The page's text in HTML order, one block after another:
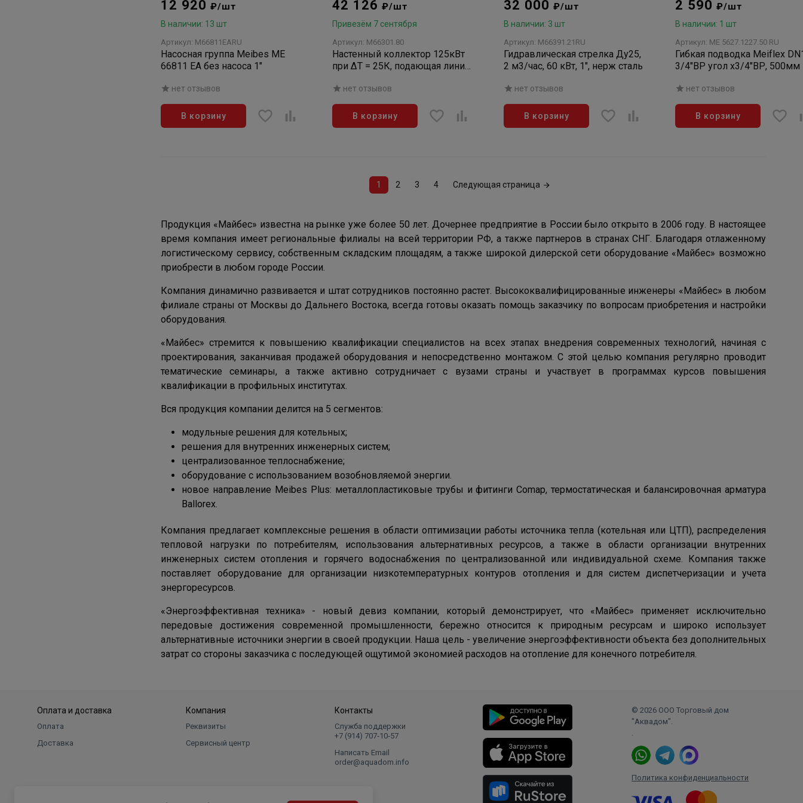
12 920₽/шт
В наличии: 13 шт
Артикул: M66811EARU
Насосная группа Meibes ME
66811 EA без насоса 1"
нет отзывов
В корзину
42 126₽/шт
Привезём 7 сентября
Артикул: M66301.80
Настенный коллектор 125кВт
при ΔТ = 25К, подающая линия
нет отзывов
В корзину
32 000₽/шт
В наличии: 3 шт
Артикул: M66391.21RU
Гидравлическая стрелка Ду25,
2 м3/час, 60 кВт, 1", нерж сталь
нет отзывов
В корзину
2 590 ₽/шт
В наличии: 1 шт
Артикул: ME 5627.1227.50 RU
Гибкая подводка Meiflex
3/4"ВР угол х3/4"ВР, 500мм
нет отзывов
В корзину
1 2 3 4 Следующая страница
Продукция «Майбес» известна на рынке уже более 50 лет. Дочернее предприятие в России было открыто в 2006 году. В настоящее
время компания имеет региональные филиалы на всей территории РФ, а также партнеров в странах СНГ. Благодаря отлаженному
логистическому сервису, собственным складским площадям, а также широкой дилерской сети оборудование «Майбес» возможно
приобрести в любом городе России.
Компания динамично развивается и штат сотрудников постоянно растет. Высококвалифицированные инженеры «Майбес» в любом
филиале страны от Москвы до Дальнего Востока, всегда готовы оказать помощь заказчику по вопросам приобретения и настройки
оборудования.
«Майбес» стремится к повышению квалификации специалистов на всех этапах внедрения современных технологий, начиная с
проектирования, заканчивая продажей оборудования и непосредственно монтажом. С этой целью компания регулярно проводит
тематические семинары, а также активно сотрудничает с вузами страны и участвует в программах курсов повышения
квалификации в профильных институтах.
Вся продукция компании делится на 5 сегментов:
модульные решения для котельных;
решения для внутренних инженерных систем;
централизованное теплоснабжение;
оборудование с использованием возобновляемой энергии.
новое направление Meibes Plus: металлопластиковые трубы и фитинги Comap, термостатическая и балансировочная арматура
Ballorex.
Компания предлагает комплексные решения в области оптимизации работы источника тепла (котельная или ЦТП), распределения
тепловой нагрузки по потребителям, использования альтернативных ресурсов, а также в области организации внутренних
инженерных систем отопления и горячего водоснабжения по централизованной или индивидуальной схеме. Компания также
поставляет оборудование для организации низкотемпературных контуров отопления и для систем диспетчеризации и учета
энергоресурсов.
«Энергоэффективная техника» - новый девиз компании, который демонстрирует, что «Майбес» применяет исключительно
передовые достижения современной промышленности, бережно относится к природным ресурсам и широко использует
альтернативные источники энергии в своей продукции. Наша цель - увеличение энергоэффективности объекта без дополнительных
затрат со стороны заказчика с последующей ощутимой экономией расходов на отопление для конечного потребителя.
Оплата и доставка
Оплата
Доставка
Компания
Реквизиты
Сервисный центр
Контакты
Служба поддержки
+7 (914) 707‑10‑57
Написать Email
order@aquadom.info
© 2026 ООО Торговый дом
"Аквадом".
.
Политика конфиденциальности